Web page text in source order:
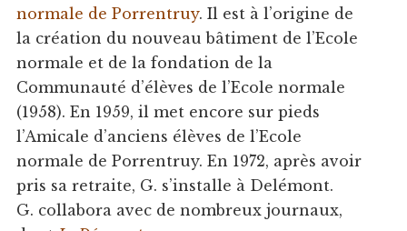
normale de Porrentruy. Il est à l’origine de
la création du nouveau bâtiment de l’Ecole
normale et de la fondation de la
Communauté d’élèves de l’Ecole normale
(1958). En 1959, il met encore sur pieds
l’Amicale d’anciens élèves de l’Ecole
normale de Porrentruy. En 1972, après avoir
pris sa retraite, G. s’installe à Delémont.
G. collabora avec de nombreux journaux,